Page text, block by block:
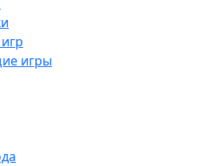
игры